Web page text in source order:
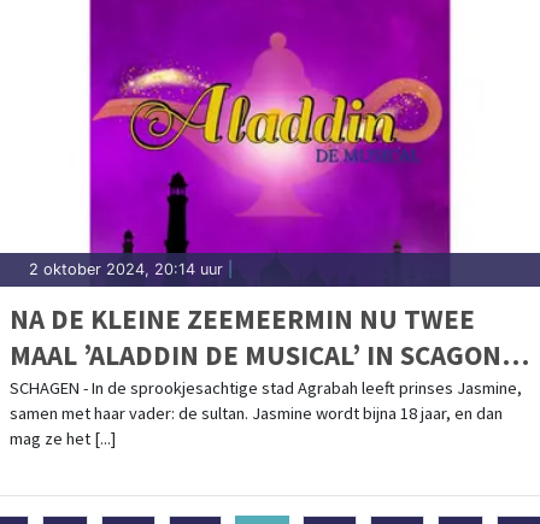
2 oktober 2024, 20:14 uur
NA DE KLEINE ZEEMEERMIN NU TWEE
MAAL ’ALADDIN DE MUSICAL’ IN SCAGON
DE LUXE
SCHAGEN - In de sprookjesachtige stad Agrabah leeft prinses Jasmine,
samen met haar vader: de sultan. Jasmine wordt bijna 18 jaar, en dan
mag ze het [...]